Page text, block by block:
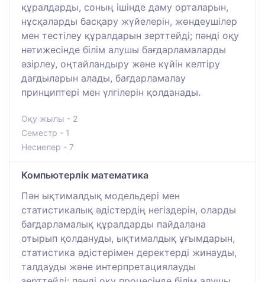
құралдарды, соның ішінде даму орталарын,
нұсқаларды басқару жүйелерін, жөндеушілер
мен тестілеу құралдарын зерттейді; пәнді оқу
нәтижесінде білім алушы бағдарламаларды
әзірлеу, оңтайландыру және күйін келтіру
дағдыларын алады, бағдарламалау
принциптері мен үлгілерін қолданады.
Оқу жылы - 2
Семестр - 1
Несиелер - 7
Компьютерлік математика
Пән ықтималдық модельдері мен
статистикалық әдістердің негіздерін, оларды
бағдарламалық құралдарды пайдалана
отырып қолдануды, ықтималдық ұғымдарын,
статистика әдістерімен деректерді жинауды,
талдауды және интерпретациялауды